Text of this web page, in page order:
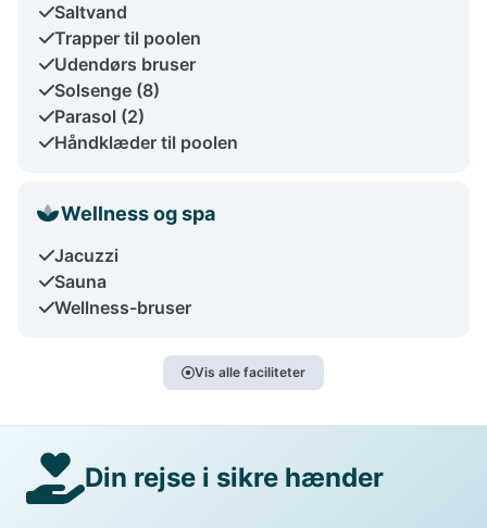
Saltvand
Trapper til poolen
Udendørs bruser
Solsenge (8)
Parasol (2)
Håndklæder til poolen
Wellness og spa
Jacuzzi
Sauna
Wellness-bruser
Vis alle faciliteter
Din rejse i sikre hænder